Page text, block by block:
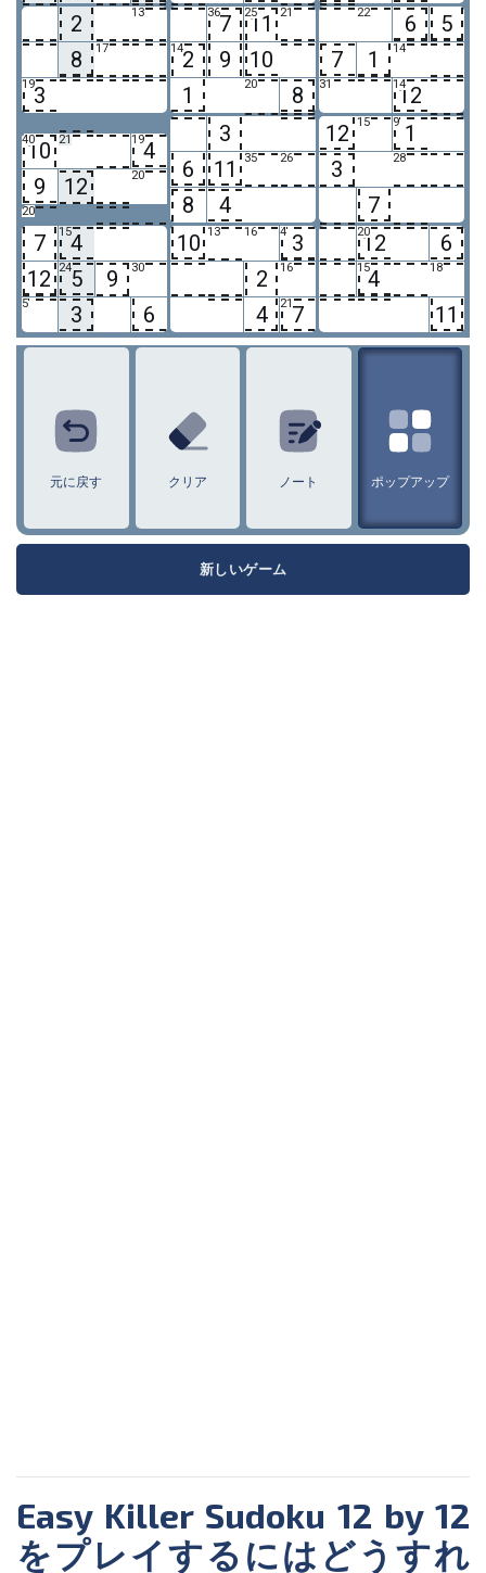
2
13
8 17
193
367 25
11 21
142 9
10
1
20 8
22 6
5
7
1 14
31 14
12
40
10 21 194
9
12 20
20
3
6
11 35 26
8 4
12 15 9 1
3
28
7
7
154
12
245 9 30
5 3 6
10 13 16 4 3
2
16
4 217
20
12 6
154 18
11
7
9 10 12
元に戻す クリア ノート ポップアップ
新しいゲーム
Easy Killer Sudoku 12 by 12
をプレイするにはどうすれ